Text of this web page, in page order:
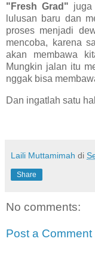
"Fresh Grad"
lulusan baru dan
proses menjadi
mencoba, karena
akan membawa
Mungkin jalan itu
nggak bisa
Dan ingatlah satu
Laili Muttamimah di
Share
No comments:
Post a Comment